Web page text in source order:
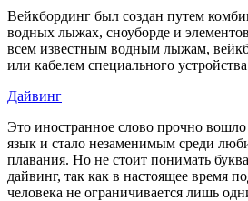
Вейкбординг был создан путем
водных лыжах, сноуборде и
всем известным водным лыжам,
или кабелем специального устройства
Дайвинг
Это иностранное слово прочно
язык и стало незаменимым среди
плавания. Но не стоит понимать
дайвинг, так как в настоящее время
человека не ограничивается лишь